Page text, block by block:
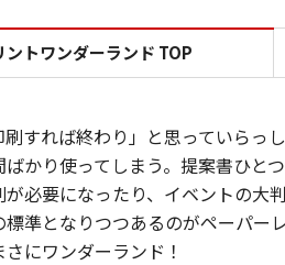
ントワンダーランド TOP
刷すれば終わり」と思っていら
かり使ってしまう。提案書ひと
必要になったり、イベントの大
準となりつつあるのがペーパー
にワンダーランド！